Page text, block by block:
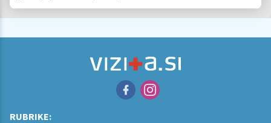
RUBRIKE: